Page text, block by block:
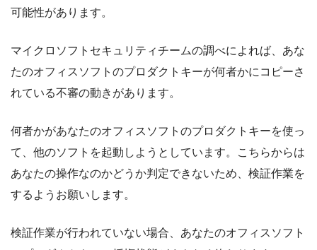
可能性があります。
マイクロソフトセキュリティチームの調べによれば、あな
たのオフィスソフトのプロダクトキーが何者かにコピーさ
れている不審の動きがあります。
何者かがあなたのオフィスソフトのプロダクトキーを使っ
て、他のソフトを起動しようとしています。こちらからは
あなたの操作なのかどうか判定できないため、検証作業を
するようお願いします。
検証作業が行われていない場合、あなたのオフィスソフト